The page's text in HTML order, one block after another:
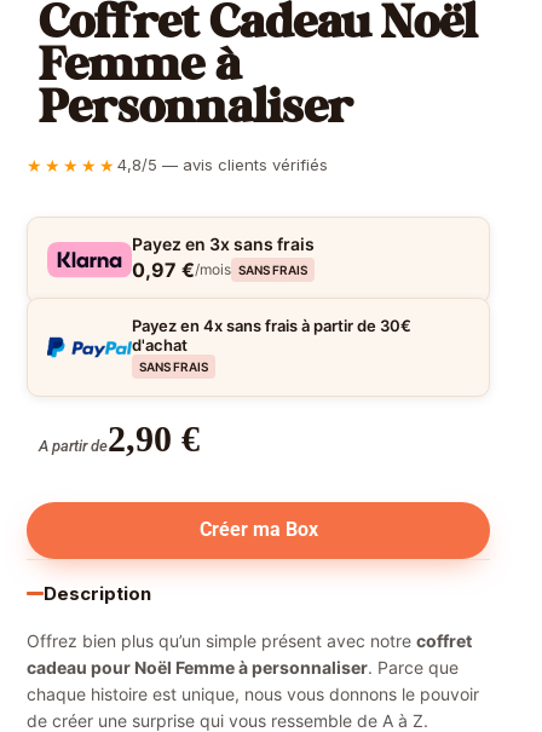
Coffret Cadeau Noël
Femme à
Personnaliser
★★★★★4,8/5 — avis clients vérifiés
Payez en 3x sans frais
0,97 €/mois SANS FRAIS
Payez en 4x sans frais à partir de 30€
d'achat
SANS FRAIS
A partir de2,90€
Créer ma Box
Description
Offrez bien plus qu’un simple présent avec notrecoffret
cadeau pour Noël Femme à personnaliser. Parce que
chaque histoire est unique, nous vous donnons le pouvoir
de créer une surprise qui vous ressemble de A à Z.